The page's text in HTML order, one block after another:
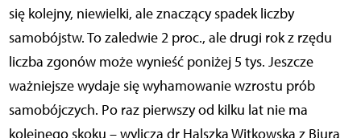
się kolejny, niewielki, ale znaczący spadek liczby
samobójstw. To zaledwie 2 proc., ale drugi rok z rzędu
liczba zgonów może wynieść poniżej 5 tys. Jeszcze
ważniejsze wydaje się wyhamowanie wzrostu prób
samobójczych. Po raz pierwszy od kilku lat nie ma
kolejnego skoku – wylicza dr Halszka Witkowska z Biura